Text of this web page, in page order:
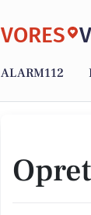
VORES
ALARM112